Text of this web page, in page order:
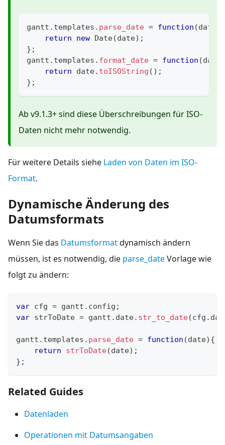
gantt . templates . parse_date = function (date
return
new Date(date) ;
} ;
gantt . templates . format_date = function (date
return date. toISOString ( ) ;
} ;
Ab v9.1.3+ sind diese Überschreibungen für ISO-
Daten nicht mehr notwendig.
Für weitere Details siehe Laden von Daten im ISO-
Format.
Dynamische Änderung des
Datumsformats
Wenn Sie das Datumsformatdynamisch ändern
müssen, ist es notwendig, die parse_dateVorlage wie
folgt zu ändern:
var cfg = gantt . config ;
var strToDate = gantt . date. str_to_date(cfg .
gantt . templates . parse_date = function (date) {
return
strToDate(date) ;
} ;
Related Guides
Datenladen
Operationen mit Datumsangaben